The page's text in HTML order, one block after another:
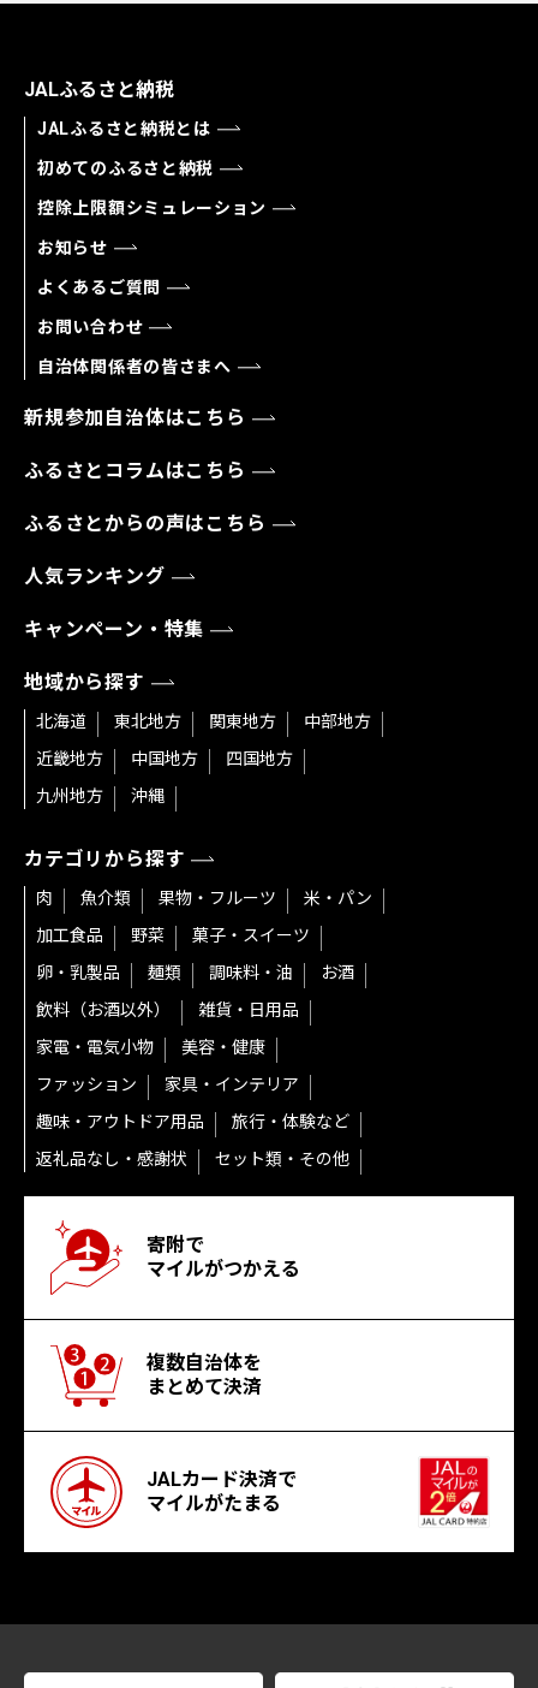
JALふるさと納税
JALふるさと納税とは
初めてのふるさと納税
控除上限額シミュレーション
お知らせ
よくあるご質問
お問い合わせ
自治体関係者の皆さまへ
新規参加自治体はこちら
ふるさとコラムはこちら
ふるさとからの声はこちら
人気ランキング
キャンペーン・特集
地域から探す
北海道 東北地方 関東地方
中部地方
近畿地方
中国地方
四国地方
九州地方
沖縄
カテゴリから探す
肉 魚介類 果物・フルーツ
米・パン
加工食品
野菜
菓子・スイーツ
卵・乳製品
麺類 調味料・油
お酒
飲料（お酒以外）
雑貨・日用品
家電・電気小物
美容・健康
ファッション
家具・インテリア
趣味・アウトドア用品
旅行・体験など
返礼品なし・感謝状
セット類・その他
寄附で
マイルがつかえる
複数自治体を
まとめて決済
JALカード決済で
マイルがたまる